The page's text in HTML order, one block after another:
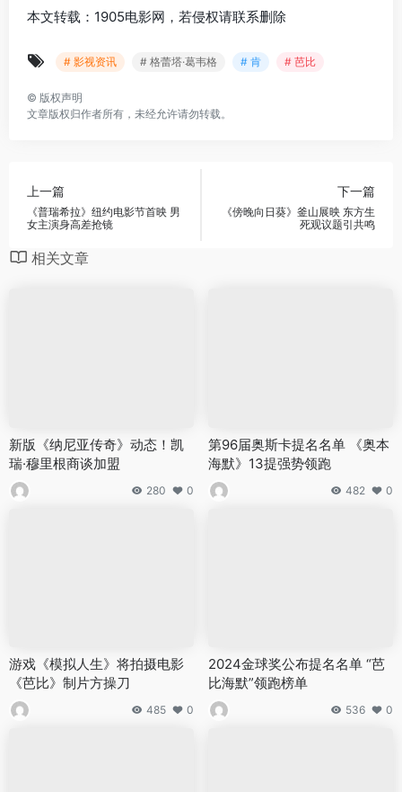
本文转载：1905电影网，若侵权请联系删除
# 影视资讯 # 格蕾塔·葛韦格 # 肯 # 芭比
© 版权声明
文章版权归作者所有，未经允许请勿转载。
上一篇
《普瑞希拉》纽约电影节首映 男
女主演身高差抢镜
下一篇
《傍晚向日葵》釜山展映 东方生
死观议题引共鸣
相关文章
新版《纳尼亚传奇》动态！凯
瑞·穆里根商谈加盟
280 0
第96届奥斯卡提名名单 《奥本
海默》13提强势领跑
482 0
游戏《模拟人生》将拍摄电影
《芭比》制片方操刀
485 0
2024金球奖公布提名名单 “芭
比海默”领跑榜单
536 0